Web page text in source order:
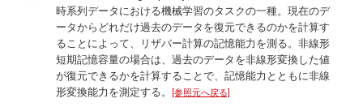
時系列データにおける機械学習のタスクの一種。現在のデ
ータからどれだけ過去のデータを復元できるのかを計算す
ることによって、リザバー計算の記憶能力を測る。非線形
短期記憶容量の場合は、過去のデータを非線形変換した値
が復元できるかを計算することで、記憶能力とともに非線
形変換能力を測定する。
[参照元へ戻る]